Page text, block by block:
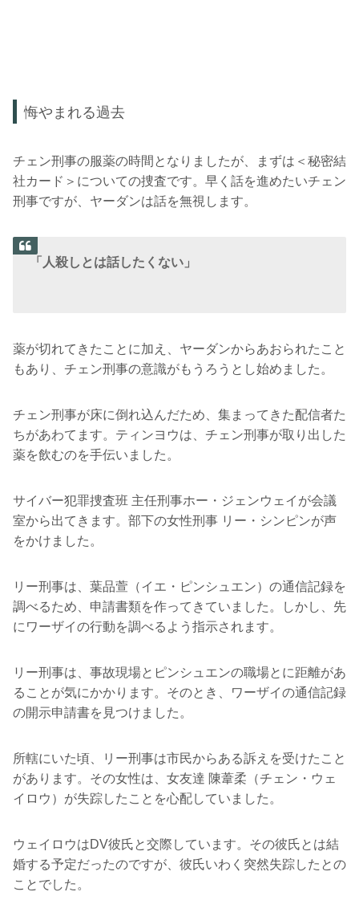
悔やまれる過去
チェン刑事の服薬の時間となりましたが、まずは＜秘密結
社カード＞についての捜査です。早く話を進めたいチェン
刑事ですが、ヤーダンは話を無視します。
「人殺しとは話したくない」
薬が切れてきたことに加え、ヤーダンからあおられたこと
もあり、チェン刑事の意識がもうろうとし始めました。
チェン刑事が床に倒れ込んだため、集まってきた配信者た
ちがあわてます。ティンヨウは、チェン刑事が取り出した
薬を飲むのを手伝いました。
サイバー犯罪捜査班 主任刑事ホー・ジェンウェイが会議
室から出てきます。部下の女性刑事 リー・シンピンが声
をかけました。
リー刑事は、葉品萱（イエ・ピンシュエン）の通信記録を
調べるため、申請書類を作ってきていました。しかし、先
にワーザイの行動を調べるよう指示されます。
リー刑事は、事故現場とピンシュエンの職場とに距離があ
ることが気にかかります。そのとき、ワーザイの通信記録
の開示申請書を見つけました。
所轄にいた頃、リー刑事は市民からある訴えを受けたこと
があります。その女性は、女友達 陳葦柔（チェン・ウェ
イロウ）が失踪したことを心配していました。
ウェイロウはDV彼氏と交際しています。その彼氏とは結
婚する予定だったのですが、彼氏いわく突然失踪したとの
ことでした。